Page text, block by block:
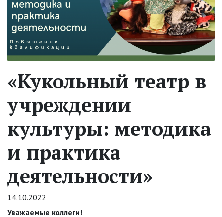
«Кукольный театр в
учреждении
культуры: методика
и практика
деятельности»
14.10.2022
Уважаемые коллеги!